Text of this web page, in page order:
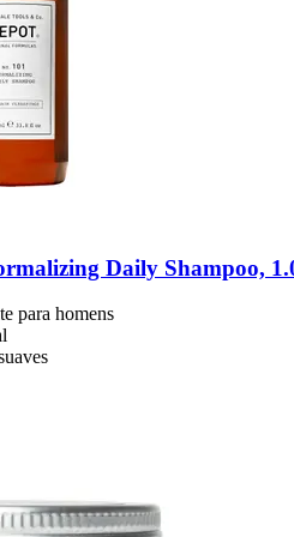
Daily Shampoo,
para homens